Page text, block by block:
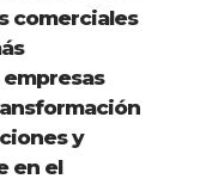
comerciales
y
en el